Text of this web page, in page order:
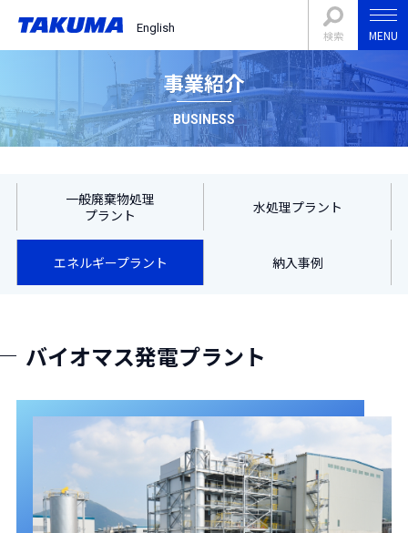
English
検索 MENU
事業紹介
BUSINESS
一般廃棄物処理
プラント
水処理プラント
エネルギープラント 納入事例
バイオマス発電プラント